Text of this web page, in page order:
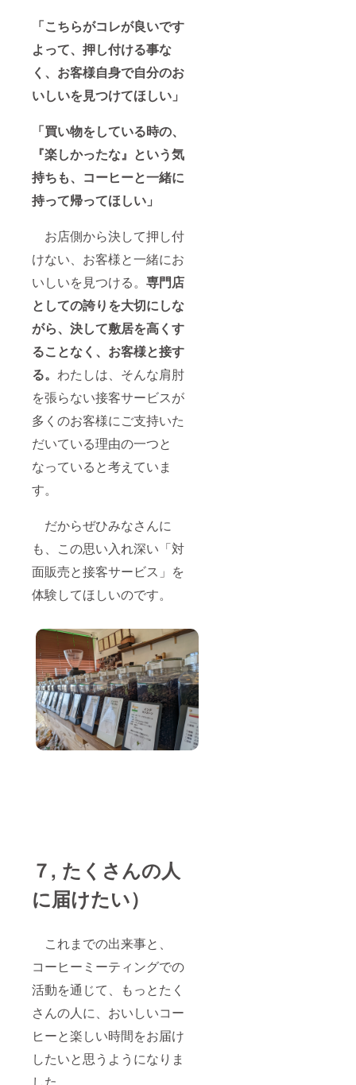
「こちらがコレが良いです
よって、押し付ける事な
く、お客様自身で自分のお
いしいを見つけてほしい」
「買い物をしている時の、
『楽しかったな』という気
持ちも、コーヒーと一緒に
持って帰ってほしい」
お店側から決して押し付
けない、お客様と一緒にお
いしいを見つける。 専門店
としての誇りを大切にしな
がら、決して敷居を高くす
ることなく、お客様と接す
る。 わたしは、そんな肩肘
を張らない接客サービスが
多くのお客様にご支持いた
だいている理由の一つと
なっていると考えていま
す。
だからぜひみなさんに
も、この思い入れ深い「対
面販売と接客サービス」を
体験してほしいのです。
７, たくさんの人
に届けたい）
これまでの出来事と、
コーヒーミーティングでの
活動を通じて、もっとたく
さんの人に、おいしいコー
ヒーと楽しい時間をお届け
したいと思うようになりま